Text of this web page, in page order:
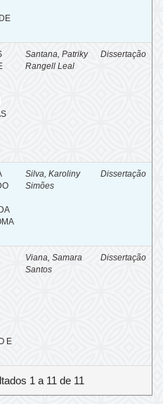
Santana, Patriky
Rangell Leal
Dissertação
Silva, Karoliny
Simões
Dissertação
E
Viana, Samara
Santos
Dissertação
1 a 11 de 11